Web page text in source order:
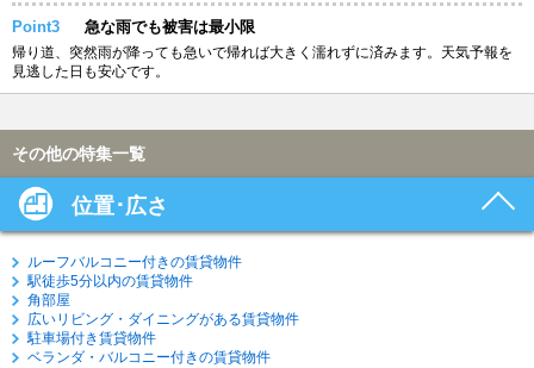
Point3 急な雨でも被害は最小限
帰り道、突然雨が降っても急いで帰れば大きく濡れずに済みます。天気予報を
見逃した日も安心です。
その他の特集一覧
位置･広さ
ルーフバルコニー付きの賃貸物件
駅徒歩5分以内の賃貸物件
角部屋
広いリビング・ダイニングがある賃貸物件
駐車場付き賃貸物件
ベランダ・バルコニー付きの賃貸物件